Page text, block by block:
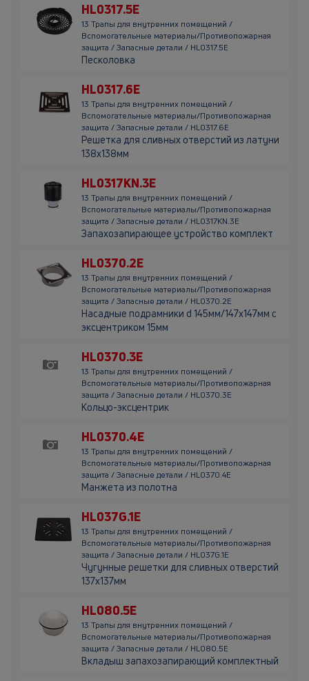
HL0317.5E
13 Трапы для внутренних помещений /
Вспомогательные материалы/Противопожарная
защита / Запасные детали / HL0317.5E
Песколовка
HL0317.6E
13 Трапы для внутренних помещений /
Вспомогательные материалы/Противопожарная
защита / Запасные детали / HL0317.6E
Решетка для сливных отверстий из латуни
138х138мм
HL0317KN.3E
13 Трапы для внутренних помещений /
Вспомогательные материалы/Противопожарная
защита / Запасные детали / HL0317KN.3E
Запахозапирающее устройство комплект
HL0370.2E
13 Трапы для внутренних помещений /
Вспомогательные материалы/Противопожарная
защита / Запасные детали / HL0370.2E
Насадные подрамники d 145мм/147х147мм с
эксцентриком 15мм
HL0370.3E
13 Трапы для внутренних помещений /
Вспомогательные материалы/Противопожарная
защита / Запасные детали / HL0370.3E
Кольцо-эксцентрик
HL0370.4E
13 Трапы для внутренних помещений /
Вспомогательные материалы/Противопожарная
защита / Запасные детали / HL0370.4E
Манжета из полотна
HL037G.1E
13 Трапы для внутренних помещений /
Вспомогательные материалы/Противопожарная
защита / Запасные детали / HL037G.1E
Чугунные решетки для сливных отверстий
137х137мм
HL080.5E
13 Трапы для внутренних помещений /
Вспомогательные материалы/Противопожарная
защита / Запасные детали / HL080.5E
Вкладыш запахозапирающий комплектный